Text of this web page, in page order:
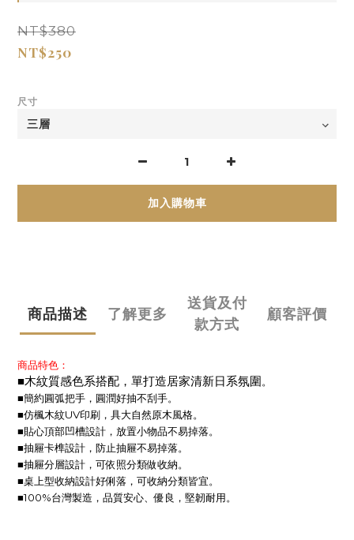
NT$380
NT$250
尺寸
加入購物車
商品描述 了解更多
送貨及付
款方式
顧客評價
商品特色：
■木紋質感色系搭配， 單打造居家清新日系氛圍 。
■簡約圓弧把手，圓潤好抽不刮手。
■仿楓木紋UV印刷，具大自然原木風格。
■貼心頂部凹槽設計，放置小物品不易掉落。
■抽屜卡榫設計，防止抽屜不易掉落。
■抽屜分層設計，可依照分類做收納。
■桌上型收納設計好俐落，可收納分類皆宜。
■100%台灣製造，品質安心、優良，堅韌耐用。